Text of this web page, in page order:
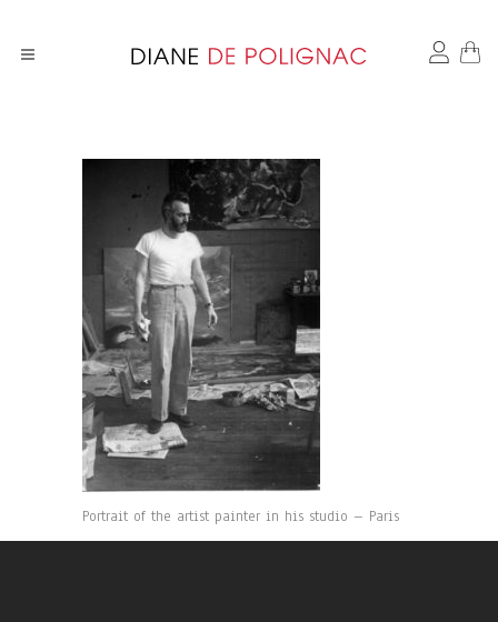
Portrait of the artist painter in his studio – Paris